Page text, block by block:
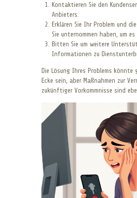
Kontaktieren Sie den
Anbieters.
Erklären Sie Ihr Problem und
Sie unternommen haben, um es
Bitten Sie um weitere
Informationen zu
Die Lösung Ihres Problems könnte
Ecke sein, aber Maßnahmen zur
zukünftiger Vorkommnisse sind